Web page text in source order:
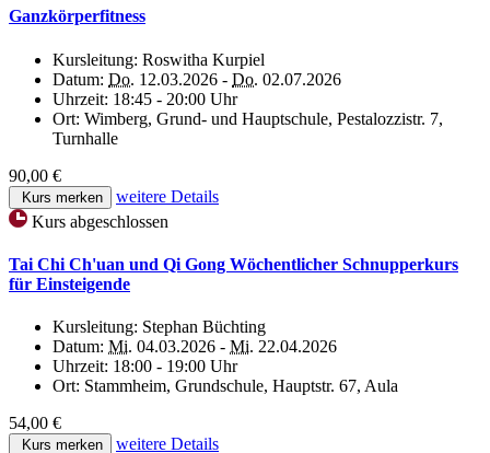
Ganzkörperfitness
Kursleitung: Roswitha Kurpiel
Datum: Do. 12.03.2026 - Do. 02.07.2026
Uhrzeit: 18:45 - 20:00 Uhr
Ort: Wimberg, Grund- und Hauptschule, Pestalozzistr. 7,
Turnhalle
90,00 €
Kurs merken
weitere Details
Kurs abgeschlossen
Tai Chi Ch'uan und Qi Gong Wöchentlicher Schnupperkurs
für Einsteigende
Kursleitung: Stephan Büchting
Datum: Mi. 04.03.2026 - Mi. 22.04.2026
Uhrzeit: 18:00 - 19:00 Uhr
Ort: Stammheim, Grundschule, Hauptstr. 67, Aula
54,00 €
Kurs merken weitere Details